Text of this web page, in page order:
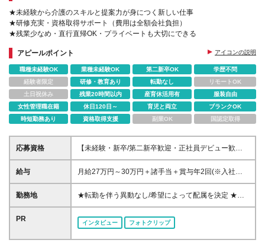
★未経験から介護のスキルと提案力が身につく新しい仕事
★研修充実・資格取得サポート（費用は全額会社負担）
★残業少なめ・直行直帰OK・プライベートも大切にできる
アピールポイント アイコンの説明
職種未経験OK 業種未経験OK 第二新卒OK
学歴不問
経験者限定
研修・教育あり 転勤なし
リモートOK
土日祝休み
残業20時間以内 産育休活用有
服装自由
女性管理職在籍
休日120日～ 育児と両立
ブランクOK
時短勤務あり
資格取得支援 副業OK 国認定取得
応募資格
【未経験・新卒/第二新卒歓迎・正社員デビュー歓
迎】 ◆未経験・ブランクOK ◆学歴不問 ◆スキルや経
験一切不問 ◆ブランク・無資格OK ◎「意欲重視」の
たい ・自分の気づきやアイディアを活かしたい あな
たの思い描く姿をぜひ面接で聞かせてください！
給与
月給27万円～30万円＋諸手当＋賞与年2回(※入社時期
により1回) ※エリア・資格・経験能力を最大限考慮の
うえ決定します。 ※交通費別途全額支給(上限なし) ※
給 ※試用期間約3か月（同条件） ＜昇給／年1回＞ 初
勤務地
★転勤を伴う異動なし/希望によって配属を決定 ★U
ターン・Iターン希望者も大歓迎 ★入社前・入社後ど
ちらでも移住補助があります 首都圏や地方で働い
てみたい人もお気軽にご相談ください ★基本的に直
行直帰 ★マイカー通勤OK・駐車場あり ★東京勤務の
PR
インタビュー フォトクリップ